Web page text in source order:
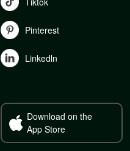
Pinterest
Linkedln
Download on the
App Store